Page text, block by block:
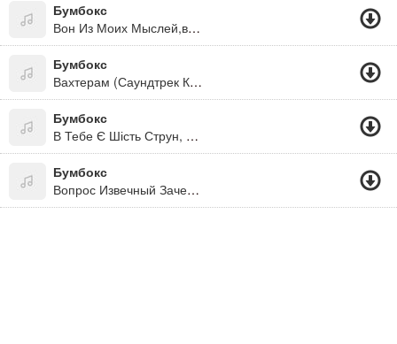
Бумбокс
Вон Из Моих Мыслей,вон!
Бумбокс
Вахтерам (Саундтрек К К/ф "Красный Жемчуг Любви")
Бумбокс
В Тебе Є Шість Струн, Сім Нот, Безліч Акордів. Здавалося Б Поміняв Там, Взяв Тут, Але Не Виходить. Збиваю Я Руки В Кров, Тримаю Мов Спрут, Затримую Подих. Мабуть Нездара - Мовчить Моя Гітара.
Бумбокс
Вопрос Извечный Зачем Да Почему... Я Понемногу С Ума, Ты Не Сама